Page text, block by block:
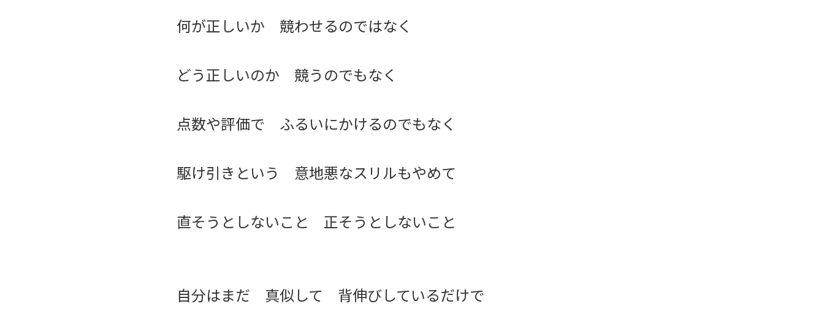
何が正しいか 競わせるのではなく
どう正しいのか 競うのでもなく
点数や評価で ふるいにかけるのでもなく
駆け引きという 意地悪なスリルもやめて
直そうとしないこと 正そうとしないこと
自分はまだ 真似して 背伸びしているだけで